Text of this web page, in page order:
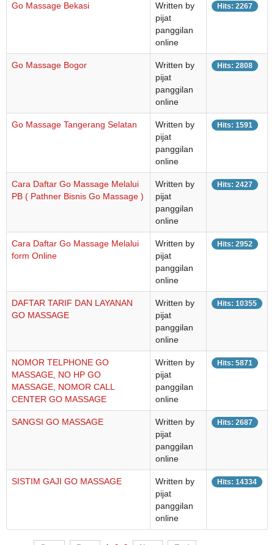
Go Massage Bekasi
Written by
pijat
panggilan
online
Hits: 2267
Go Massage Bogor
Written by
pijat
panggilan
online
Hits: 2808
Go Massage Tangerang Selatan
Written by
pijat
panggilan
online
Hits: 1591
Cara Daftar Go Massage Melalui
PB ( Pathner Bisnis Go Massage )
Written by
pijat
panggilan
online
Hits: 2427
Cara Daftar Go Massage Melalui
form Online
Written by
pijat
panggilan
online
Hits: 2952
DAFTAR TARIF DAN LAYANAN
GO MASSAGE
Written by
pijat
panggilan
online
Hits: 10355
NOMOR TELPHONE GO
MASSAGE, NO HP GO
MASSAGE, NOMOR CALL
CENTER GO MASSAGE
Written by
pijat
panggilan
online
Hits: 5871
SANGSI GO MASSAGE
Written by
pijat
panggilan
online
Hits: 2687
SISTIM GAJI GO MASSAGE
Written by
pijat
panggilan
online
Hits: 14334